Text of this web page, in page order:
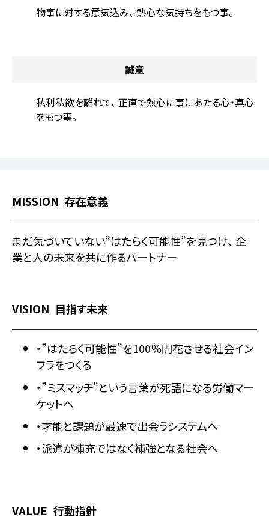
物事に対する意気込み、 熱心な気持ちをもつ事。
誠意
私利私欲を離れて、 正直で熱心に事にあたる心・真心
をもつ事。
MISSION 存在意義
まだ気づいていない”はたらく可能性”を見つけ、 企
業と人の未来を共に作るパートナー
VISION 目指す未来
・”はたらく可能性”を100％開花させる社会イン
フラをつくる
・”ミスマッチ”という言葉が死語になる労働マー
ケットへ
・才能と課題が最速で出会うシステムへ
・派遣が補充ではなく補強となる社会へ
VALUE 行動指針